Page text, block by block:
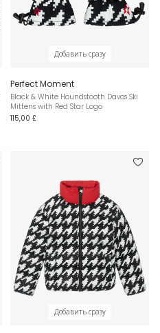
Добавить сразу
Perfect Moment
Black & White Houndstooth Davos Ski
Mittens with Red Star Logo
115,00 £
Добавить сразу